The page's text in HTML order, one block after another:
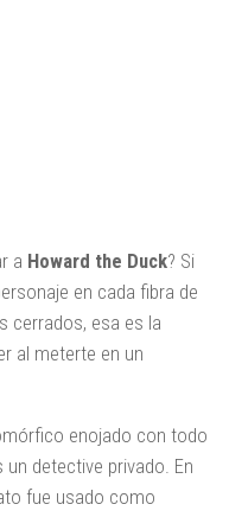
a Howard the Duck? Si
en cada fibra de
cerrados, esa es la
al meterte en un
enojado con todo
un detective privado. En
fue usado como